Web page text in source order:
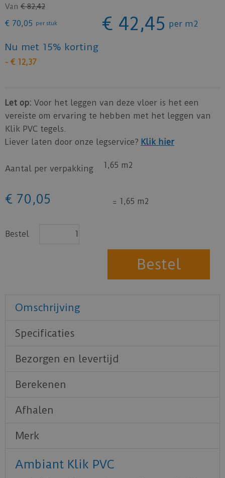
Van € 82,42
€ 70,05 per stuk € 42,45 per m2
Nu met 15% korting
- € 12,37
Let op: Voor het leggen van deze vloer is het een
vereiste om ervaring te hebben met het leggen van
Klik PVC tegels.
Liever laten door onze legservice? Klik hier
Aantal per verpakking 1,65 m2
€ 70 ,05 = 1,65 m2
Bestel
Omschrijving
Specificaties
Bezorgen en levertijd
Berekenen
Afhalen
Merk
Ambiant Klik PVC